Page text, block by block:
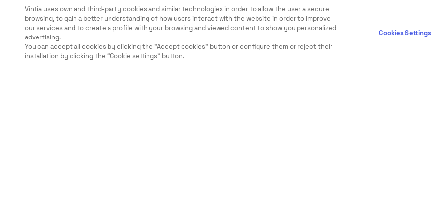
Vintia uses own and third-party cookies and similar technologies in order to allow the user a secure
browsing, to gain a better understanding of how users interact with the website in order to improve
our services and to create a profile with your browsing and viewed content to show you personalized
advertising.
You can accept all cookies by clicking the "Accept cookies" button or configure them or reject their
installation by clicking the “Cookie settings” button.
Cookies Settings